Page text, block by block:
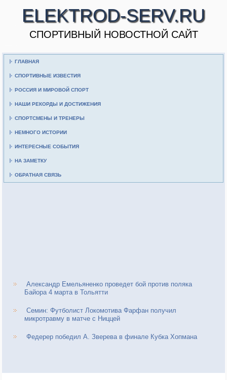
ELEKTROD-SERV.RU
CПОРТИВНЫЙ НОВОСТНОЙ САЙТ
ГЛАВНАЯ
СПОРТИВНЫЕ ИЗВЕСТИЯ
РОССИЯ И МИРОВОЙ СПОРТ
НАШИ РЕКОРДЫ И ДОСТИЖЕНИЯ
СПОРТСМЕНЫ И ТРЕНЕРЫ
НЕМНОГО ИСТОРИИ
ИНТЕРЕСНЫЕ СОБЫТИЯ
НА ЗАМЕТКУ
ОБРАТНАЯ СВЯЗЬ
Александр Емельяненко проведет бой против поляка
Байора 4 марта в Тольятти
Семин: Футболист Локомотива Фарфан получил
микротравму в матче с Ниццей
Федерер победил А. Зверева в финале Кубка Хопмана